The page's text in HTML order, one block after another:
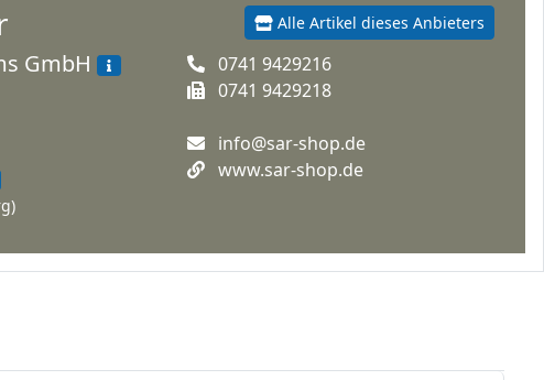
Alle Artikel dieses Anbieters
GmbH
0741 9429216
0741 9429218
info@sar-shop.de
www.sar-shop.de